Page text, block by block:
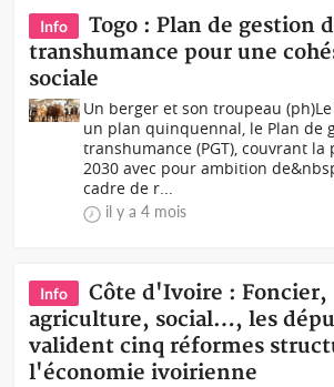
Info
Togo : Plan de gestion
transhumance pour une
sociale
Un berger et son troupeau
un plan quinquennal, le Plan de
transhumance (PGT), couvrant la
2030 avec pour ambition
cadre de r...
il y a 4 mois
Info
Côte d'Ivoire : Foncier,
agriculture, social…, les
valident cinq réformes
l'économie ivoirienne